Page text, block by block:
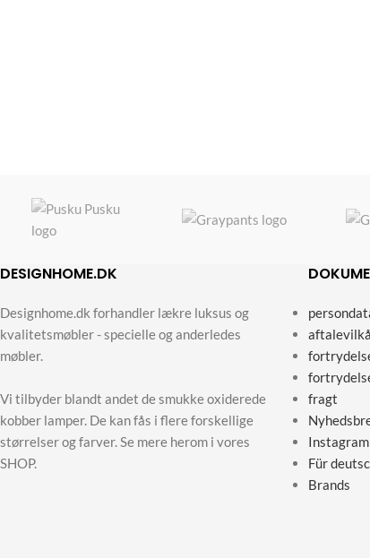
DESIGNHOME.DK
Designhome.dk forhandler lækre luksus og
kvalitetsmøbler - specielle og anderledes
møbler.
Vi tilbyder blandt andet de smukke oxiderede
kobber lamper. De kan fås i flere forskellige
størrelser og farver. Se mere herom i vores
SHOP.
fragt
Instagram
Für
Brands